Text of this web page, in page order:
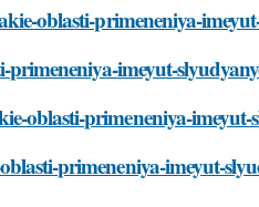
oblasti-primeneniya-
imeyut-
oblasti-primeneniya-imeyut-
primeneniya-imeyut-